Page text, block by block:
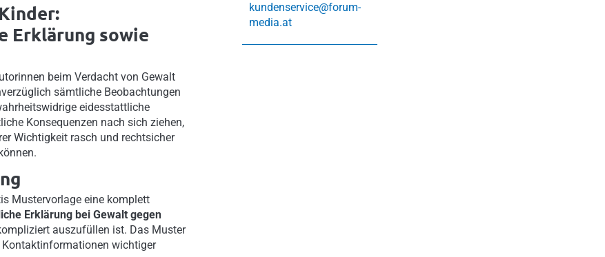
kundenservice@forum-
media.at
Erklärung sowie
beim Verdacht von Gewalt
sämtliche Beobachtungen
eidesstattliche
Konsequenzen nach sich ziehen,
Wichtigkeit rasch und rechtsicher
Mustervorlage eine komplett
Erklärung bei Gewalt gegen
auszufüllen ist. Das Muster
wichtiger